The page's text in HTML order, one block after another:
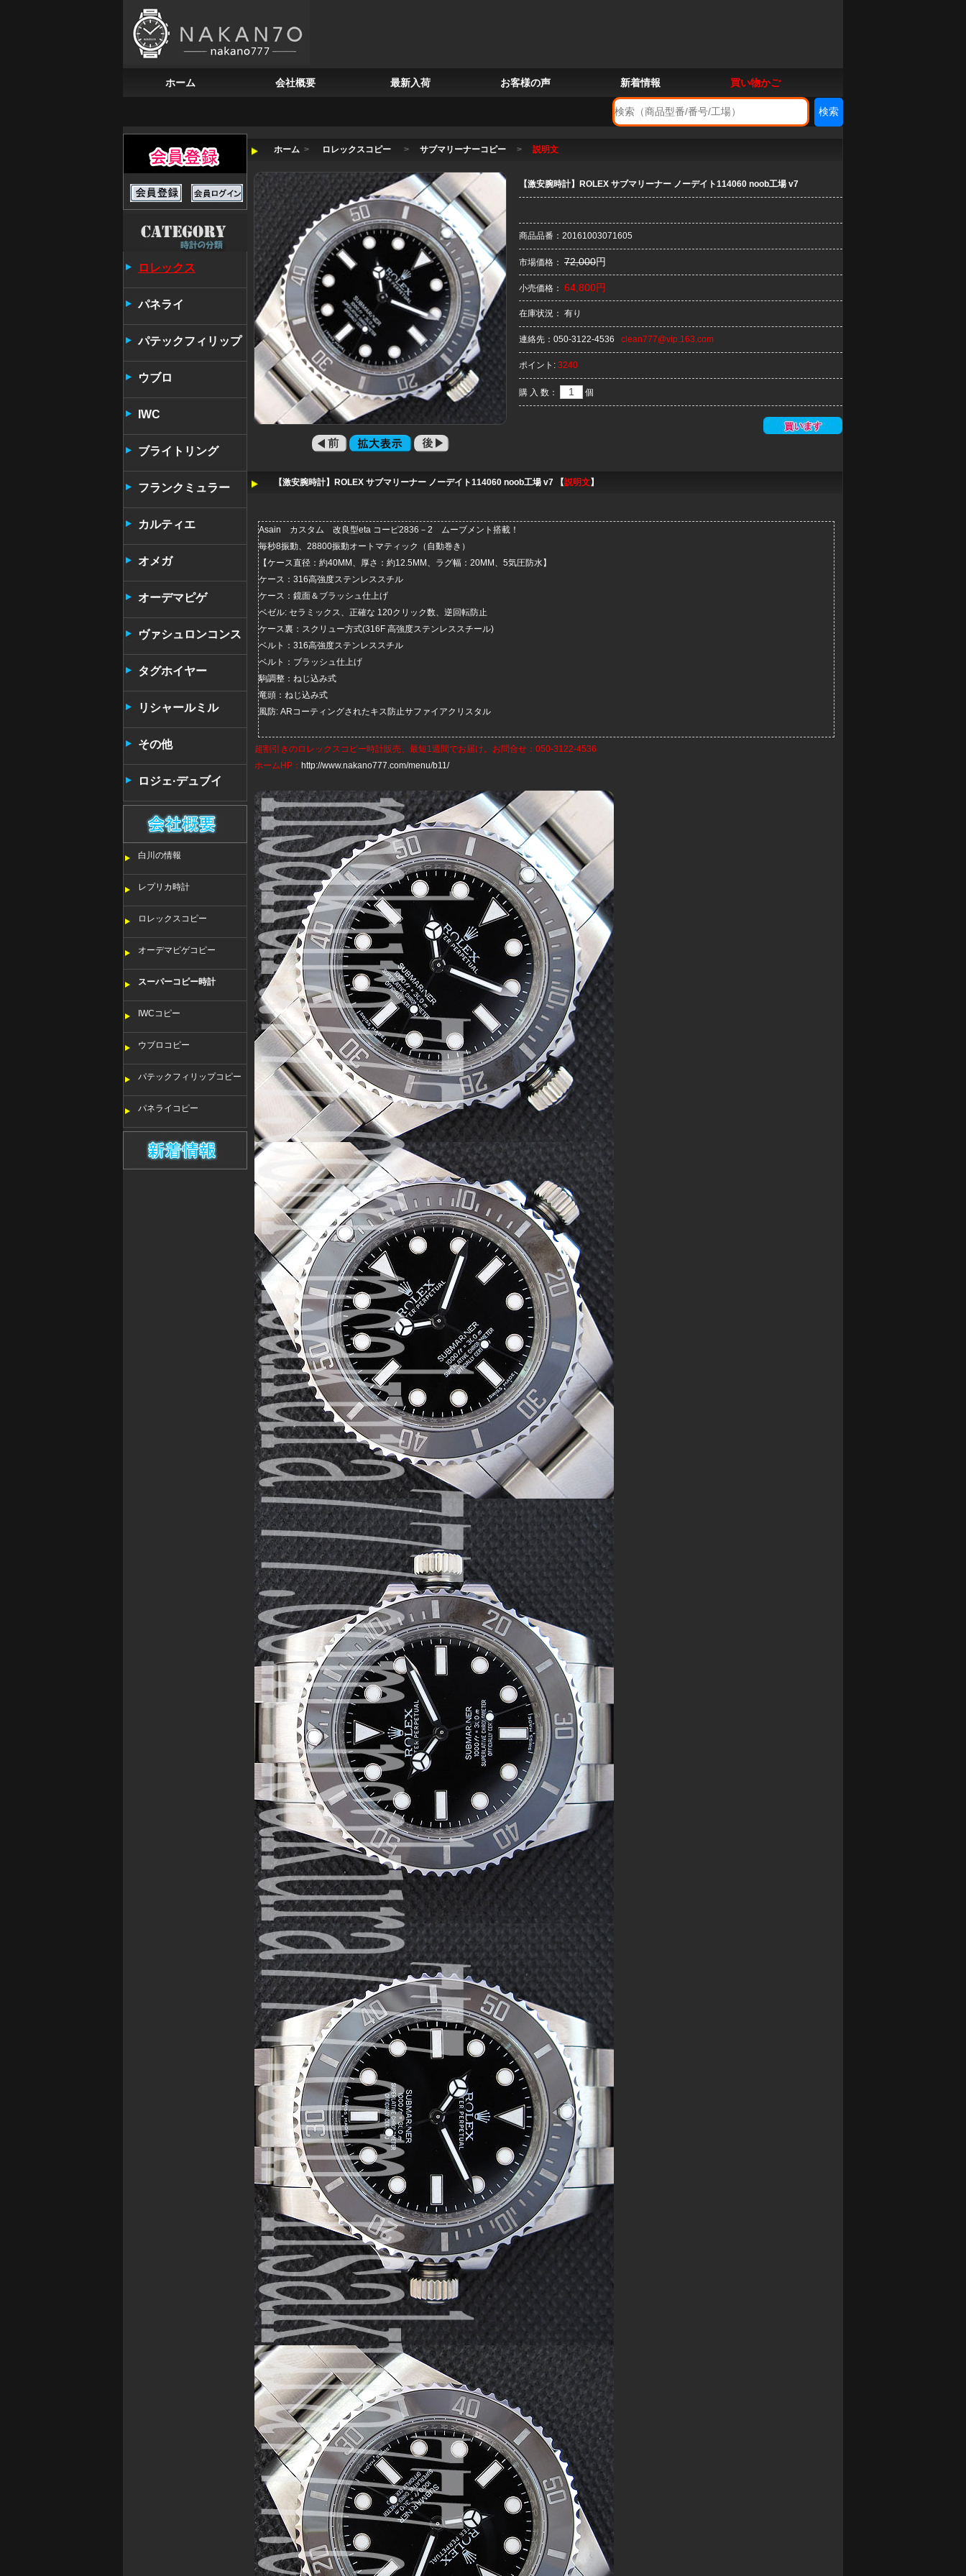
ホーム 会社概要 最新入荷 お客様の声 新着情報 買い物かご
ロレックス
パネライ
パテックフィリップ
ウブロ
IWC
ブライトリング
フランクミュラー
カルティエ
オメガ
オーデマピゲ
ヴァシュロンコンス
タンタン
タグホイヤー
リシャールミル
その他
ロジェ·デュブイ
白川の情報
レプリカ時計
ロレックスコピー
オーデマピゲコピー
スーパーコピー時計
IWCコピー
ウブロコピー
パテックフィリップコピー
パネライコピー
ホーム > ロレックスコピー > サブマリーナーコピー > 説明文
【激安腕時計】ROLEX サブマリーナー ノーデイト114060 noob工場 v7
商品品番：20161003071605
市場価格： 72,000円
小売価格： 64,800円
在庫状況： 有り
連絡先： 050-3122-4536 clean777@vip.163.com
ポイント: 3240
購 入 数： 個
【激安腕時計】ROLEX サブマリーナー ノーデイト114060 noob工場 v7 【説明文】
Asain カスタム 改良型eta コーピ2836－2 ムーブメント搭載！
毎秒8振動、28800振動オートマティック（自動巻き）
【ケース直径：約40MM、厚さ：約12.5MM、ラグ幅：20MM、5気圧防水】
ケース：316高強度ステンレススチル
ケース：鏡面＆ブラッシュ仕上げ
ベゼル: セラミックス、正確な 120クリック数、逆回転防止
ケース裏：スクリュー方式(316F 高強度ステンレススチール)
ベルト：316高強度ステンレススチル
ベルト：ブラッシュ仕上げ
駒調整：ねじ込み式
竜頭：ねじ込み式
風防: ARコーティングされたキス防止サファイアクリスタル
超割引きのロレックスコピー時計販売、最短1週間でお届け。お問合せ：050-3122-4536
ホームHP： http://www.nakano777.com/menu/b11/